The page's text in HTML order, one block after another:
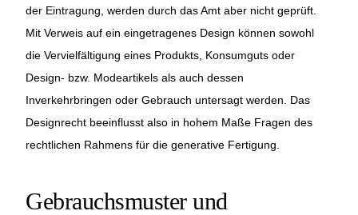
der Eintragung, werden durch das Amt aber nicht geprüft.
Mit Verweis auf ein eingetragenes Design können sowohl
die Vervielfältigung eines Produkts, Konsumguts oder
Design- bzw. Modeartikels als auch dessen
Inverkehrbringen oder Gebrauch untersagt werden. Das
Designrecht beeinflusst also in hohem Maße Fragen des
rechtlichen Rahmens für die generative Fertigung.
Gebrauchsmuster und